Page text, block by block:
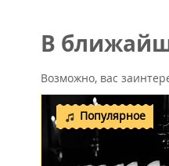
В
Возможно, вас
Популярное